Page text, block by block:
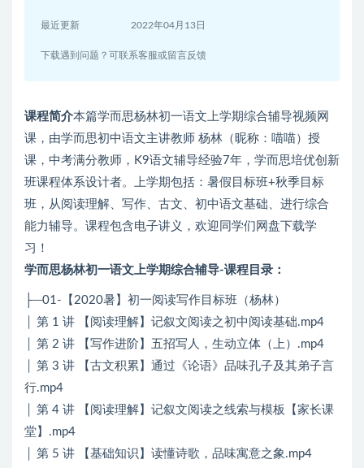
最近更新 2022年04月13日
下载遇到问题？可联系客服或留言反馈
课程简介本篇学而思杨林初一语文上学期综合辅导视频网
课，由学而思初中语文主讲教师 杨林（昵称：喵喵）授
课，中考满分教师，K9语文辅导经验7年，学而思培优创新
班课程体系设计者。上学期包括：暑假目标班+秋季目标
班，从阅读理解、写作、古文、初中语文基础、进行综合
能力辅导。课程包含电子讲义，欢迎同学们网盘下载学
习！
学而思杨林初一语文上学期综合辅导-课程目录：
├─01-【2020暑】初一阅读写作目标班（杨林）
│ 第 1 讲 【阅读理解】记叙文阅读之初中阅读基础.mp4
│ 第 2 讲 【写作进阶】五招写人，生动立体（上）.mp4
│ 第 3 讲 【古文积累】通过《论语》品味孔子及其弟子言
行.mp4
│ 第 4 讲 【阅读理解】记叙文阅读之线索与模板【家长课
堂】.mp4
│ 第 5 讲 【基础知识】读懂诗歌，品味寓意之象.mp4